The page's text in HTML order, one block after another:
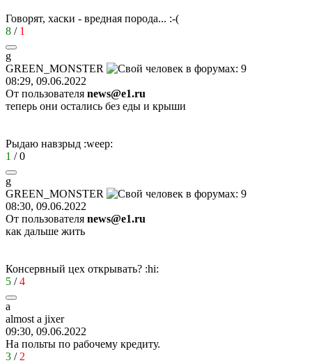
Говорят, хаски - вредная порода... :-(
8 / 1
g
GREEN_MONSTER
08:29, 09.06.2022
От пользователя news@e1.ru
теперь они остались без еды и крыши
Рыдаю навзрыд :weep:
1 /0
g
GREEN_MONSTER
08:30, 09.06.2022
От пользователя news@e1.ru
как дальше жить
Консервный цех открывать? :hi:
5 /4
a
almost a jixer
09:30, 09.06.2022
На польты по рабочему кредиту.
3 / 2